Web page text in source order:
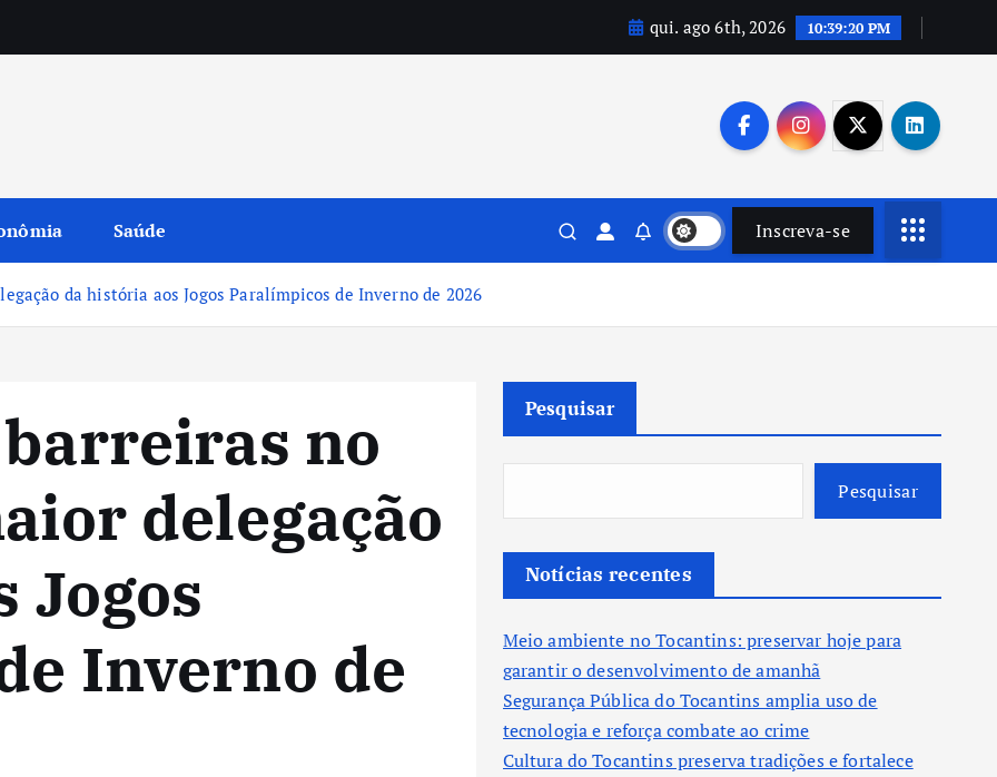
qui. ago 6th, 2026 10:39:21 PM
Saúde Inscreva-se
da história aos Jogos Paralímpicos de Inverno de 2026
no
delegação
Jogos
Inverno de
Pesquisar
Pesquisar
Notícias recentes
Meio ambiente no Tocantins: preservar hoje para
garantir o desenvolvimento de amanhã
Segurança Pública do Tocantins amplia uso de
tecnologia e reforça combate ao crime
Cultura do Tocantins preserva tradições e fortalece